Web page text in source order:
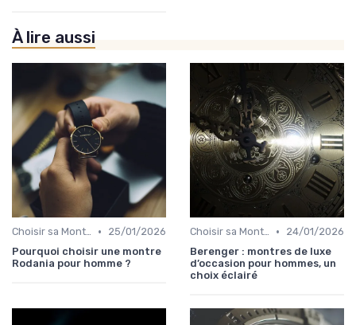
À lire aussi
Choisir sa Montre de Luxe •
25/01/2026
Pourquoi choisir une montre
Rodania pour homme ?
Choisir sa Montre de Luxe •
24/01/2026
Berenger : montres de luxe
d’occasion pour hommes, un
choix éclairé